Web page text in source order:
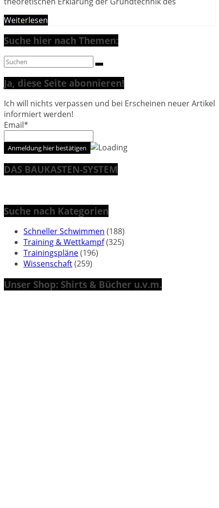
Weiterlesen
Suche hier nach Themen:
Ja, diese Seite abonnieren!
Ich will nichts verpassen und bei Erscheinen neuer Artikel
informiert werden!
Email*
DAS BAUKASTEN-SYSTEM
Suche nach Kategorien
Schneller Schwimmen (188)
Training & Wettkampf(325)
Trainingspläne(196)
Wissenschaft(259)
Unser Shop: Shirts & Bücher u.v.m.